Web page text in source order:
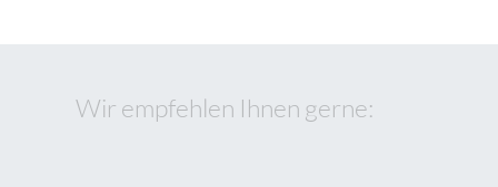
Wir empfehlen Ihnen gerne: